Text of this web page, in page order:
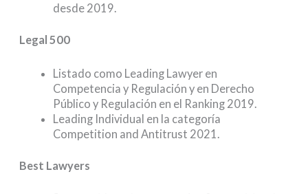
desde 2019.
Legal 500
Listado como Leading Lawyer en
Competencia y Regulación y en Derecho
Público y Regulación en el Ranking 2019.
Leading Individual en la categoría
Competition and Antitrust 2021.
Best Lawyers